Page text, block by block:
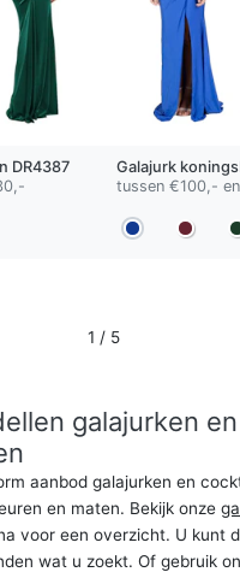
DR4387
Galajurk
tussen €100,-
1 / 5
galajurken en
aanbod galajurken en
en maten. Bekijk onze
voor een overzicht. U kunt
wat u zoekt. Of gebruik